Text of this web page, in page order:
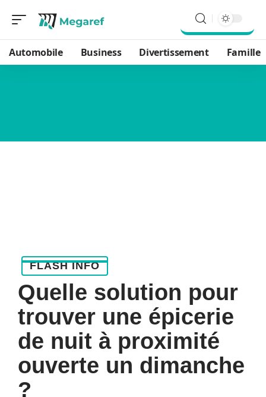
Automobile Business Divertissement Famille
FLASH INFO
Quelle solution pour
trouver une épicerie
de nuit à proximité
ouverte un dimanche
?